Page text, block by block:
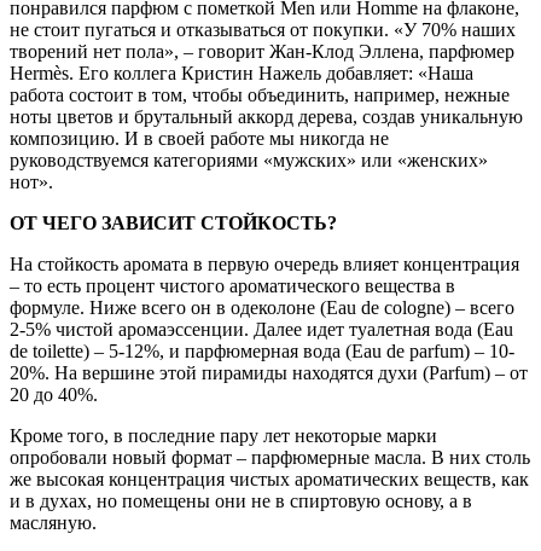
понравился парфюм с пометкой Men или Homme на флаконе,
не стоит пугаться и отказываться от покупки. «У 70% наших
творений нет пола», – говорит Жан-Клод Эллена, парфюмер
Hermès. Его коллега Кристин Нажель добавляет: «Наша
работа состоит в том, чтобы объединить, например, нежные
ноты цветов и брутальный аккорд дерева, создав уникальную
композицию. И в своей работе мы никогда не
руководствуемся категориями «мужских» или «женских»
нот».
ОТ ЧЕГО ЗАВИСИТ СТОЙКОСТЬ?
На стойкость аромата в первую очередь влияет концентрация
– то есть процент чистого ароматического вещества в
формуле. Ниже всего он в одеколоне (Eau de cologne) – всего
2-5% чистой аромаэссенции. Далее идет туалетная вода (Eau
de toilette) – 5-12%, и парфюмерная вода (Eau de parfum) – 10-
20%. На вершине этой пирамиды находятся духи (Parfum) – от
20 до 40%.
Кроме того, в последние пару лет некоторые марки
опробовали новый формат – парфюмерные масла. В них столь
же высокая концентрация чистых ароматических веществ, как
и в духах, но помещены они не в спиртовую основу, а в
масляную.